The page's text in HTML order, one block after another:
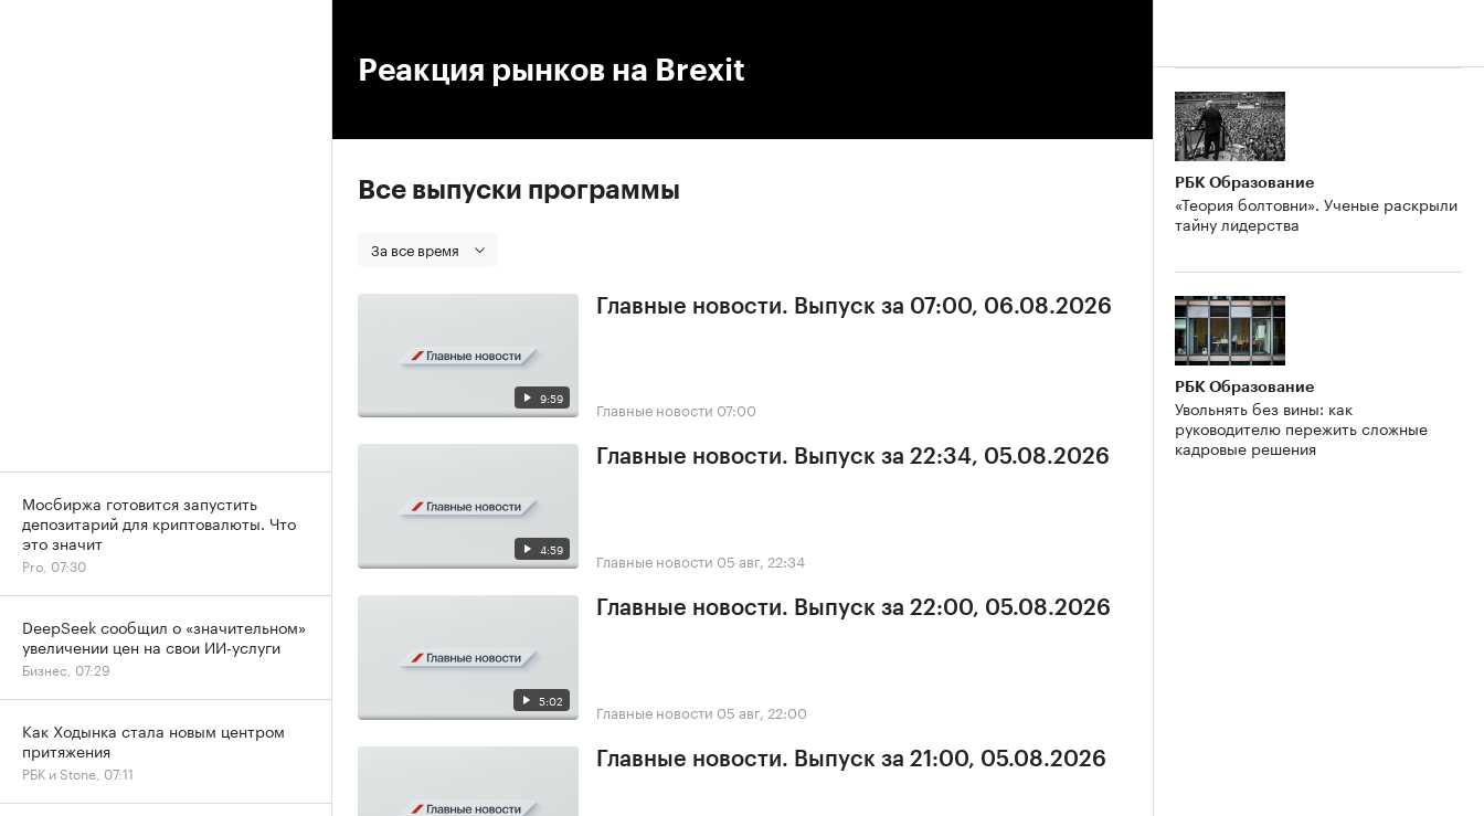
Реакция рынков на Brexit
Все выпуски программы
За все время
9:59
Главные новости. Выпуск за 07:00, 06.08.2026
Главные новости 07:00
4:59
Главные новости. Выпуск за 22:34, 05.08.2026
Главные новости 05 авг, 22:34
5:02
Главные новости. Выпуск за 22:00, 05.08.2026
Главные новости 05 авг, 22:00
Главные новости. Выпуск за 21:00, 05.08.2026
РБК Образование
«Теория болтовни». Ученые раскрыли
тайну лидерства
РБК Образование
Увольнять без вины: как
руководителю пережить сложные
кадровые решения
Мосбиржа готовится запустить
депозитарий для криптовалюты. Что
это значит
Pro, 07:30
DeepSeek сообщил о «значительном»
увеличении цен на свои ИИ-услуги
Бизнес, 07:29
Как Ходынка стала новым центром
притяжения
РБК и Stone, 07:11